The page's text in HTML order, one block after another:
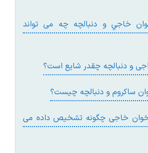
خاجي و دنبالچه چه می تواند
و دنبالچه چقدر شايع است؟
ساکروم و دنبالچه چيست؟
خاجی چگونه تشخيص داده می